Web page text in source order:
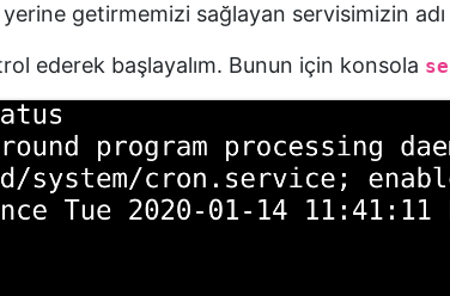
getirmemizi sağlayan servisimizin adı
ederek başlayalım. Bunun için konsola